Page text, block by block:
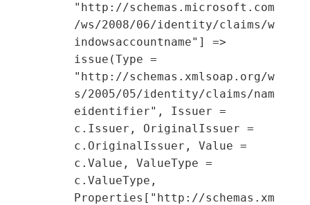
"http://schemas.microsoft.com
/ws/2008/06/identity/claims/w
indowsaccountname"] =>
issue(Type =
"http://schemas.xmlsoap.org/w
s/2005/05/identity/claims/nam
eidentifier", Issuer =
c.Issuer, OriginalIssuer =
c.OriginalIssuer, Value =
c.Value, ValueType =
c.ValueType,
Properties["http://schemas.xm